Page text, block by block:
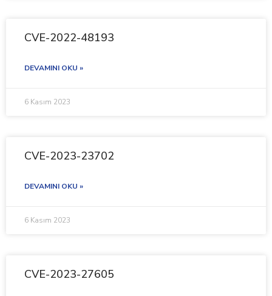
CVE-2022-48193
DEVAMINI OKU »
6 Kasım 2023
CVE-2023-23702
DEVAMINI OKU »
6 Kasım 2023
CVE-2023-27605